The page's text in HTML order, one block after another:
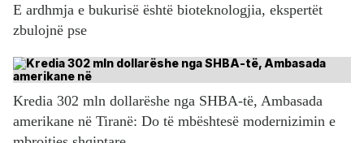
E ardhmja e bukurisë është bioteknologjia, ekspertët
zbulojnë pse
Kredia 302 mln dollarëshe nga SHBA-të, Ambasada
amerikane në Tiranë: Do të mbështesë modernizimin e